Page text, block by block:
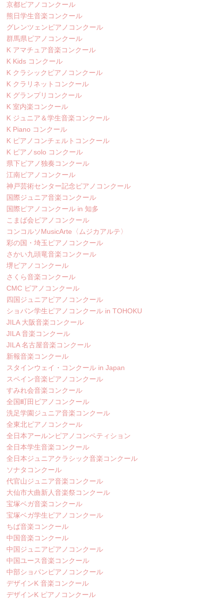
京都ピアノコンクール
熊日学生音楽コンクール
グレンツェンピアノコンクール
群馬県ピアノコンクール
K アマチュア音楽コンクール
K Kids コンクール
K クラシックピアノコンクール
K クラリネットコンクール
K グランプリコンクール
K 室内楽コンクール
K ジュニア＆学生音楽コンクール
K Piano コンクール
K ピアノコンチェルトコンクール
K ピアノsolo コンクール
県下ピアノ独奏コンクール
江南ピアノコンクール
神戸芸術センター記念ピアノコンクール
国際ジュニア音楽コンクール
国際ピアノコンクール in 知多
こまば会ピアノコンクール
コンコルソMusicArte〈ムジカアルテ〉
彩の国・埼玉ピアノコンクール
さかい九頭竜音楽コンクール
堺ピアノコンクール
さくら音楽コンクール
CMC ピアノコンクール
四国ジュニアピアノコンクール
ショパン学生ピアノコンクール in TOHOKU
JILA 大阪音楽コンクール
JILA 音楽コンクール
JILA 名古屋音楽コンクール
新報音楽コンクール
スタインウェイ・コンクール in Japan
スペイン音楽ピアノコンクール
すみれ会音楽コンクール
全国町田ピアノコンクール
洗足学園ジュニア音楽コンクール
全東北ピアノコンクール
全日本アールンピアノコンペティション
全日本学生音楽コンクール
全日本ジュニアクラシック音楽コンクール
ソナタコンクール
代官山ジュニア音楽コンクール
大仙市大曲新人音楽祭コンクール
宝塚ベガ音楽コンクール
宝塚ベガ学生ピアノコンクール
ちば音楽コンクール
中国音楽コンクール
中国ジュニアピアノコンクール
中国ユース音楽コンクール
中部ショパンピアノコンクール
デザインK 音楽コンクール
デザインK ピアノコンクール